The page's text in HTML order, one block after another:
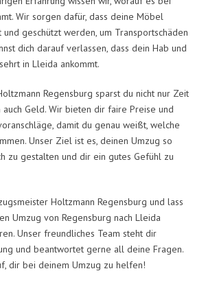
Wir sorgen dafür, dass deine Möbel
geschützt werden, um Transportschäden
dich darauf verlassen, dass dein Hab und
in Lleida ankommt.
Regensburg sparst du nicht nur Zeit
Geld. Wir bieten dir faire Preise und
damit du genau weißt, welche
Unser Ziel ist es, deinen Umzug so
zu gestalten und dir ein gutes Gefühl zu
Holtzmann Regensburg und lass
Umzug von Regensburg nach Lleida
Unser freundliches Team steht dir
und beantwortet gerne all deine Fragen.
dir bei deinem Umzug zu helfen!